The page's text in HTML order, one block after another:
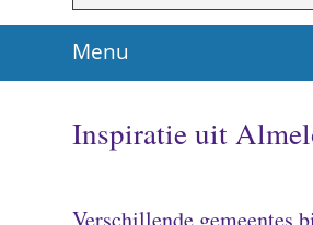
Menu
i
k
p
Inspiratie uit